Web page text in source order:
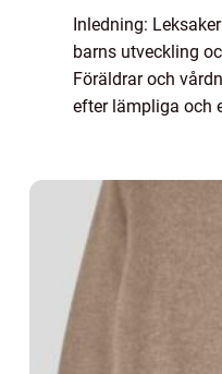
Inledning:
barns utveckling
Föräldrar och
efter lämpliga och